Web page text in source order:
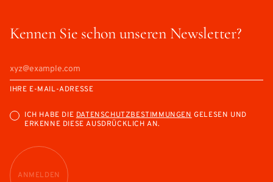
Kennen Sie schon unseren Newsletter?
IHRE E-MAIL-ADRESSE
ICH HABE DIEDATENSCHUTZBESTIMMUNGENGELESEN UND
ERKENNE DIESE AUSDRÜCKLICH AN.
ANMELDEN